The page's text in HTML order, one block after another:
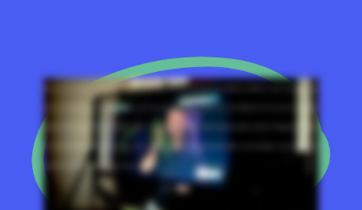
Beaucoup de spectateurs pensent que ce qu'ils voient dans nos vidéos est généré par intelligence artificielle. Je peux vous assurer que
toutes les fonctionnalités que nous montrons sont cent pour cent réelles. J'utilise ici un outil physique bien réel que l'on peut même